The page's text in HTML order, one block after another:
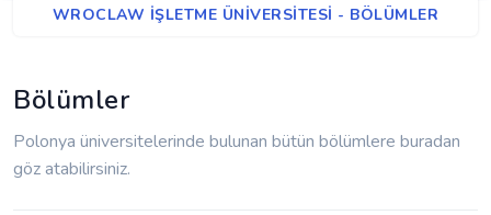
WROCLAW İŞLETME ÜNIVERSITESI - BÖLÜMLER
Bölümler
Polonya üniversitelerinde bulunan bütün bölümlere buradan
göz atabilirsiniz.